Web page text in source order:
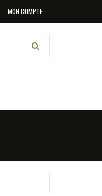
MON COMPTE